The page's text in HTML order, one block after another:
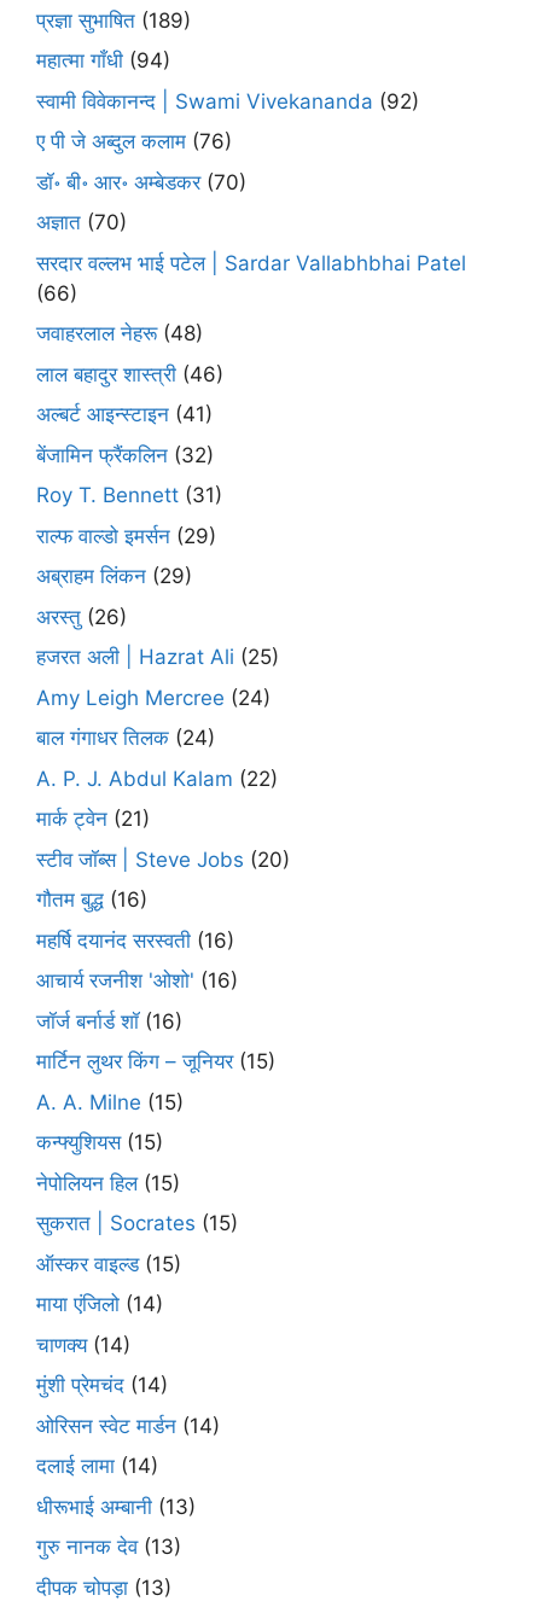
प्रज्ञा सुभाषित (189)
महात्मा गाँधी (94)
स्वामी विवेकानन्द | Swami Vivekananda (92)
ए पी जे अब्दुल कलाम (76)
डॉ॰ बी॰ आर॰ अम्बेडकर(70)
अज्ञात (70)
सरदार वल्लभ भाई पटेल | Sardar Vallabhbhai Patel
(66)
जवाहरलाल नेहरू(48)
लाल बहादुर शास्त्री (46)
अल्बर्ट आइन्स्टाइन (41)
बेंजामिन फ्रैंकलिन (32)
Roy T. Bennett (31)
राल्फ वाल्डो इमर्सन (29)
अब्राहम लिंकन (29)
अरस्तु (26)
हजरत अली | Hazrat Ali (25)
Amy Leigh Mercree (24)
बाल गंगाधर तिलक (24)
A. P. J. Abdul Kalam (22)
मार्क ट्वेन (21)
स्टीव जॉब्स | Steve Jobs (20)
गौतम बुद्ध (16)
महर्षि दयानंद सरस्वती (16)
आचार्य रजनीश 'ओशो' (16)
जॉर्ज बर्नार्ड शॉ(16)
मार्टिन लुथर किंग – जूनियर(15)
A. A. Milne (15)
कन्फ्युशियस(15)
नेपोलियन हिल(15)
सुकरात | Socrates (15)
ऑस्कर वाइल्ड(15)
माया एंजिलो (14)
चाणक्य(14)
मुंशी प्रेमचंद (14)
ओरिसन स्‍वेट मार्डन (14)
दलाई लामा (14)
धीरूभाई अम्बानी (13)
गुरु नानक देव(13)
दीपक चोपड़ा (13)